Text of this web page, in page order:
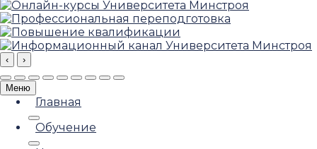
‹ ›
Меню
Главная
Обучение